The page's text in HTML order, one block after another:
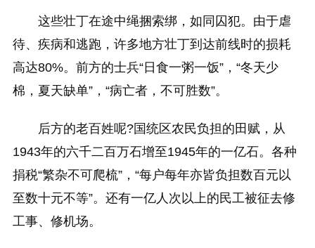
这些壮丁在途中绳捆索绑，如同囚犯。由于虐
待、疾病和逃跑，许多地方壮丁到达前线时的损耗
高达80%。前方的士兵“日食一粥一饭”，“冬天少
棉，夏天缺单”，“病亡者，不可胜数”。
后方的老百姓呢?国统区农民负担的田赋，从
1943年的六千二百万石增至1945年的一亿石。各种
捐税“繁杂不可爬梳”，“每户每年亦皆负担数百元以
至数十元不等”。还有一亿人次以上的民工被征去修
工事、修机场。